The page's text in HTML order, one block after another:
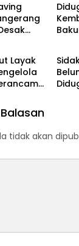
Layak
tidak akan